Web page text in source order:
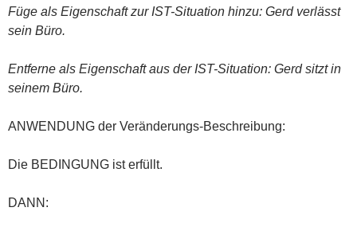
Füge als Eigenschaft zur IST-Situation hinzu: Gerd verlässt
sein Büro.
Entferne als Eigenschaft aus der IST-Situation: Gerd sitzt in
seinem Büro.
ANWENDUNG der Veränderungs-Beschreibung:
Die BEDINGUNG ist erfüllt.
DANN: